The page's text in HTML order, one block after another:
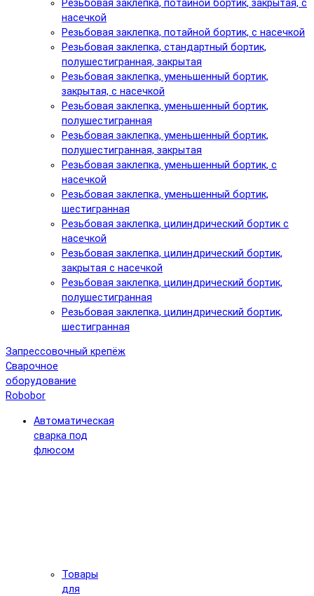
Резьбовая заклепка, потайной бортик, закрытая, с
насечкой
Резьбовая заклепка, потайной бортик, с насечкой
Резьбовая заклепка, стандартный бортик,
полушестигранная, закрытая
Резьбовая заклепка, уменьшенный бортик,
закрытая, с насечкой
Резьбовая заклепка, уменьшенный бортик,
полушестигранная
Резьбовая заклепка, уменьшенный бортик,
полушестигранная, закрытая
Резьбовая заклепка, уменьшенный бортик, с
насечкой
Резьбовая заклепка, уменьшенный бортик,
шестигранная
Резьбовая заклепка, цилиндрический бортик с
насечкой
Резьбовая заклепка, цилиндрический бортик,
закрытая с насечкой
Резьбовая заклепка, цилиндрический бортик,
полушестигранная
Резьбовая заклепка, цилиндрический бортик,
шестигранная
Запрессовочный крепёж
Сварочное
оборудование
Robobor
Автоматическая
сварка под
флюсом
Товары
для